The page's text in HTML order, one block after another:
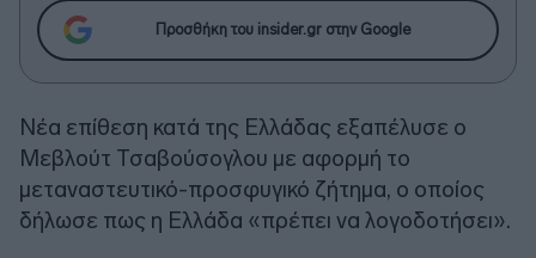
Προσθήκη του insider.gr στην Google
Νέα επίθεση κατά της Ελλάδας εξαπέλυσε ο
Μεβλούτ Τσαβούσογλου με αφορμή το
μεταναστευτικό-προσφυγικό ζήτημα, ο οποίος
δήλωσε πως η Ελλάδα «πρέπει να λογοδοτήσει».